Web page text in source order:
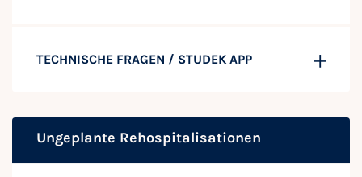
TECHNISCHE FRAGEN / STUDEK APP
Ungeplante Rehospitalisationen